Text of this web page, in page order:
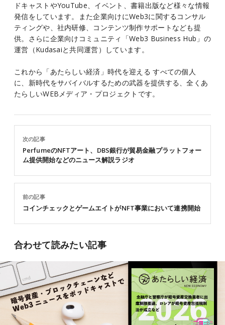
ドキャストやYouTube、イベント、書籍出版など様々な情報
発信をしています。また企業向けにWeb3に関するコンサル
ティングや、社内研修、コンテンツ制作サポートなども提
供。さらに企業向けコミュニティ「Web3 Business Hub」の
運営（Kudasaiと共同運営）しています。
これから「あたらしい経済」時代を迎える すべての個人
に、新時代をサバイバルするための武器を提供する、全くあ
たらしいWEBメディア・プロジェクトです。
前の記事
コインチェックとゲームエイトがNFT事業において連携開始
次の記事
PerfumeのNFTアート、DBS銀行が貿易金融プラットフォー
ム提供開始などのニュース解説ラジオ
合わせて読みたい記事